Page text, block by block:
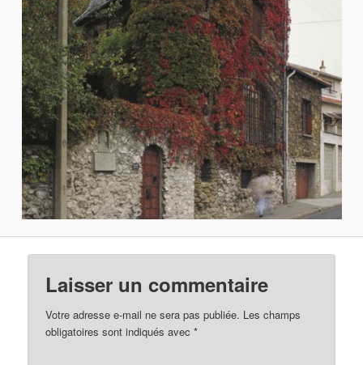
Laisser un commentaire
Votre adresse e-mail ne sera pas publiée. Les champs
obligatoires sont indiqués avec*